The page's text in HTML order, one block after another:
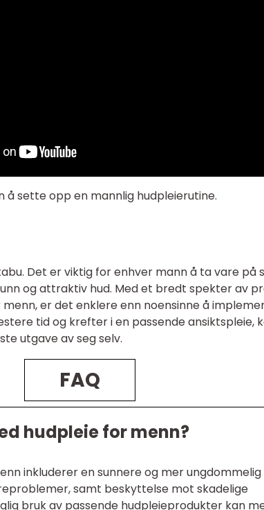
å sette opp en mannlig hudpleierutine.
Det er viktig for enhver mann å ta vare på
og attraktiv hud. Med et bredt spekter av
er det enklere enn noensinne å
tid og krefter i en passende ansiktspleie,
utgave av seg selv.
FAQ
hudpleie for menn?
inkluderer en sunnere og mer
samt beskyttelse mot skadelige
bruk av passende hudpleieprodukter kan